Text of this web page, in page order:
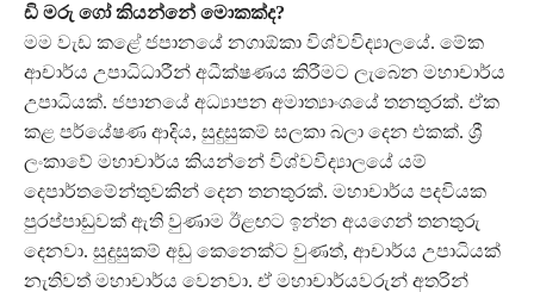
ඩි මරු ගෝ කියන්නේ මොකක්ද?
මම වැඩ කළේ ජපානයේ නගාඕකා විශ්වවිද්‍යාලයේ. මේක
ආචාර්ය උපාධිධාරීන් අධීක්ෂණය කිරීමට ලැබෙන මහාචාර්ය
උපාධියක්. ජපානයේ අධ්‍යාපන අමාත්‍යාංශයේ තනතුරක්. ඒක
කළ පර්යේෂණ ආදිය, සුදුසුකම් සලකා බලා දෙන එකක්. ශ්‍රී
ලංකාවේ මහාචාර්ය කියන්නේ විශ්වවිද්‍යාලයේ යම්
දෙපාර්තමේන්තුවකින් දෙන තනතුරක්. මහාචාර්ය පදවියක
පුරප්පාඩුවක් ඇති වුණාම ඊළඟට ඉන්න අයගෙන් තනතුරු
දෙනවා. සුදුසුකම් අඩු කෙනෙක්ට වුණත්, ආචාර්ය උපාධියක්
නැතිවත් මහාචාර්ය වෙනවා. ඒ මහාචාර්යවරුන් අතරින්